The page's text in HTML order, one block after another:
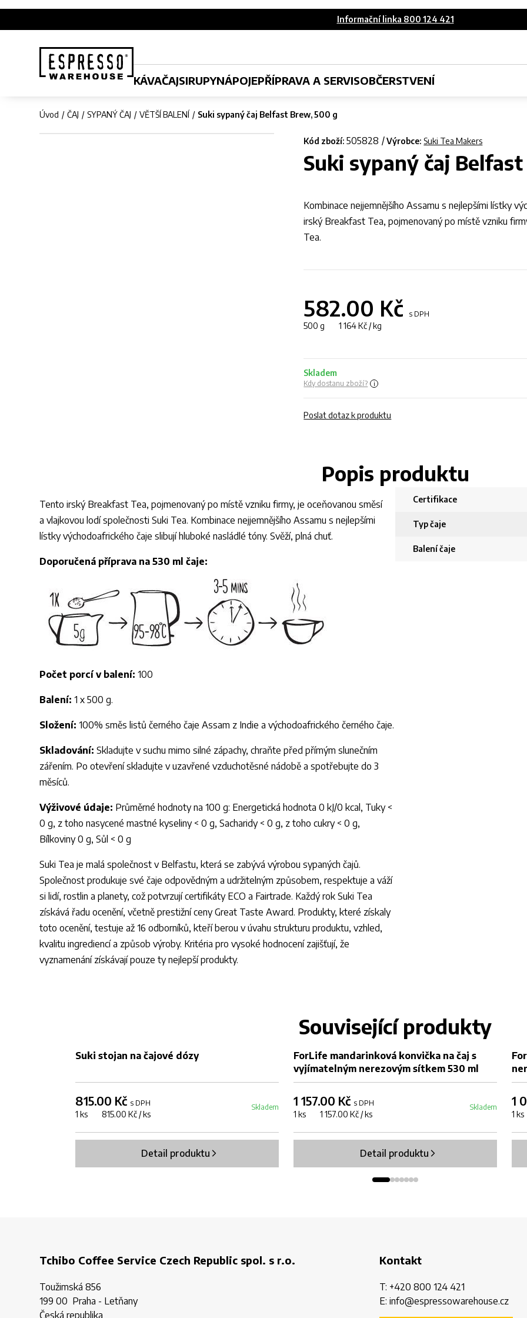
Informační linka 800 124 421
KÁVAČAJSIRUPYNÁPOJEPŘÍPRAVA A SERVISOBČERSTVENÍ
Úvod ČAJ SYPANÝ ČAJ VĚTŠÍ BALENÍ Suki sypaný čaj Belfast Brew, 500 g
Kód zboží: 505828 Výrobce: Suki Tea Makers
Suki sypaný čaj
Kombinace nejjemnějšího Assamu s nejlepšími lístky
irský Breakfast Tea, pojmenovaný po místě vzniku
Tea.
582.00 Kč s DPH
500 g 1 164 Kč / kg
Skladem
Kdy dostanu zboží?
Poslat dotaz k produktu
Popis produktu
Tento irský Breakfast Tea, pojmenovaný po místě vzniku firmy, je oceňovanou směsí
a vlajkovou lodí společnosti Suki Tea. Kombinace nejjemnějšího Assamu s nejlepšími
lístky východoafrického čaje slibují hluboké nasládlé tóny. Svěží, plná chuť.
Doporučená příprava na 530 ml čaje:
Počet porcí v balení: 100
Balení: 1 x 500 g.
Složení: 100% směs listů černého čaje Assam z Indie a východoafrického černého čaje.
Skladování: Skladujte v suchu mimo silné zápachy, chraňte před přímým slunečním
zářením. Po otevření skladujte v uzavřené vzduchotěsné nádobě a spotřebujte do 3
měsíců.
Výživové údaje: Průměrné hodnoty na 100 g: Energetická hodnota 0 kJ/0 kcal, Tuky <
0 g, z toho nasycené mastné kyseliny < 0 g, Sacharidy < 0 g, z toho cukry < 0 g,
Bílkoviny 0 g, Sůl < 0 g
Suki Tea je malá společnost v Belfastu, která se zabývá výrobou sypaných čajů.
Společnost produkuje své čaje odpovědným a udržitelným způsobem, respektuje a váží
si lidí, rostlin a planety, což potvrzují certifikáty ECO a Fairtrade. Každý rok Suki Tea
získává řadu ocenění, včetně prestižní ceny Great Taste Award. Produkty, které získaly
toto ocenění, testuje až 16 odborníků, kteří berou v úvahu strukturu produktu, vzhled,
kvalitu ingrediencí a způsob výroby. Kritéria pro vysoké hodnocení zajišťují, že
vyznamenání získávají pouze ty nejlepší produkty.
Certifikace
Typ čaje
Balení čaje
Související produkty
Suki stojan na čajové dózy
815.00 Kč s DPH
1 ks 815.00 Kč / ks
Skladem
Detail produktu
ForLife mandarinková konvička na čaj s
vyjímatelným nerezovým sítkem 530 ml
1 157.00 Kč s DPH
1 ks 1 157.00 Kč / ks
Skladem
Detail produktu
1
1
Tchibo Coffee Service Czech Republic spol. s r.o.
Toužimská 856
199 00 Praha - Letňany
Česká republika
Kontakt
T: +420 800 124 421
E: info@espressowarehouse.cz